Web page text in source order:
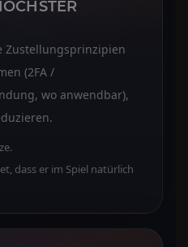
Zustellungsprinzipien
(2FA /
wo anwendbar),
dass er im Spiel natürlich